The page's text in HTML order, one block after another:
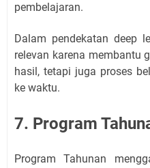
pembelajaran.
Dalam pendekatan deep
relevan karena membantu
hasil, tetapi juga proses
ke waktu.
7. Program
Program Tahunan